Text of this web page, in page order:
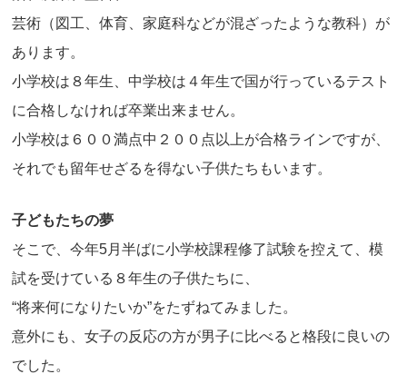
芸術（図工、体育、家庭科などが混ざったような教科）が
あります。
小学校は８年生、中学校は４年生で国が行っているテスト
に合格しなければ卒業出来ません。
小学校は６００満点中２００点以上が合格ラインですが、
それでも留年せざるを得ない子供たちもいます。
子どもたちの夢
そこで、今年5月半ばに小学校課程修了試験を控えて、模
試を受けている８年生の子供たちに、
“将来何になりたいか”をたずねてみました。
意外にも、女子の反応の方が男子に比べると格段に良いの
でした。